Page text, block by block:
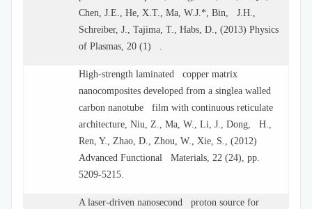
Chen, J.E., He, X.T., Ma, W.J.*, Bin, J.H.,
Schreiber, J., Tajima, T., Habs, D., (2013) Physics
of Plasmas, 20 (1) .
High-strength laminated copper matrix
nanocomposites developed from a singlea walled
carbon nanotube film with continuous reticulate
architecture, Niu, Z., Ma, W., Li, J., Dong, H.,
Ren, Y., Zhao, D., Zhou, W., Xie, S., (2012)
Advanced Functional Materials, 22 (24), pp.
5209-5215.
A laser-driven nanosecond proton source for